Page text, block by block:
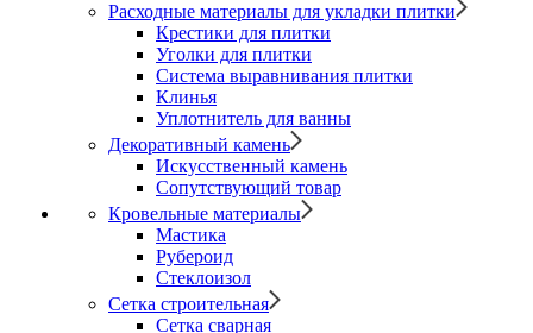
Расходные материалы для укладки плитки
Крестики для плитки
Уголки для плитки
Система выравнивания плитки
Клинья
Уплотнитель для ванны
Декоративный камень
Искусственный камень
Сопутствующий товар
Кровельные материалы
Мастика
Рубероид
Стеклоизол
Сетка строительная
Сетка сварная